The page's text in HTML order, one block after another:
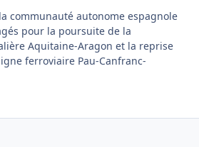
communauté autonome espagnole
pour la poursuite de la
Aquitaine-Aragon et la reprise
ferroviaire Pau-Canfranc-